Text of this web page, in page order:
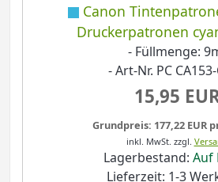
Canon
Druckerpatronen
- Füllmenge:
- Art-Nr. PC
15,95
Grundpreis: 177,22 EUR
inkl. MwSt. zzgl.
Lagerbestand: Auf
Lieferzeit: 1-3